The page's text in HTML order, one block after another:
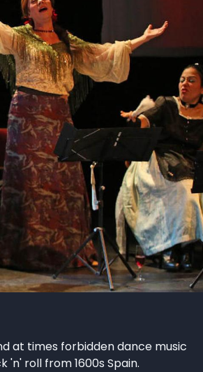
at times forbidden dance music
roll from 1600s Spain.